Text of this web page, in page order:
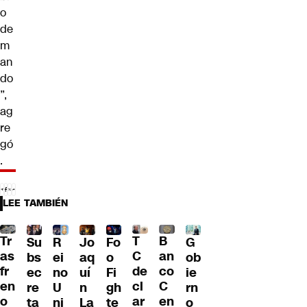
o
de
m
an
do
”,
ag
re
gó
.
LEE TAMBIÉN
Tr
as
fr
en
o
Su
bs
ec
re
ta
R
ei
no
U
ni
Jo
aq
uí
n
La
Fo
o
Fi
gh
te
T
C
de
cl
ar
B
an
co
C
en
G
ob
ie
rn
o